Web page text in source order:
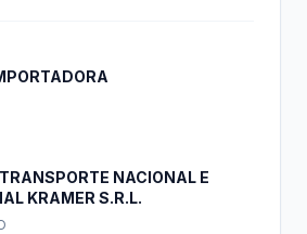
NACIONAL E
KRAMER S.R.L.